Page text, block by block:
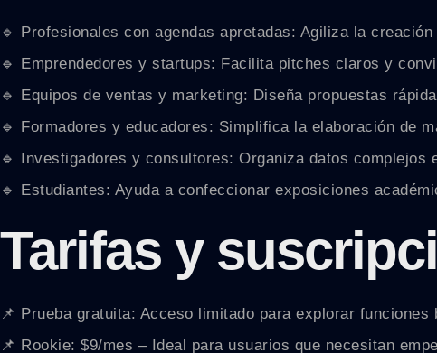
🔹 Profesionales con agendas apretadas: Agiliza la
🔹 Emprendedores y startups: Facilita pitches claros y
🔹 Equipos de ventas y marketing: Diseña propuestas
🔹 Formadores y educadores: Simplifica la elaboración de
🔹 Investigadores y consultores: Organiza datos complejos
🔹 Estudiantes: Ayuda a confeccionar exposiciones
Tarifas y
📌 Prueba gratuita: Acceso limitado para explorar funciones
📌 Rookie: $9/mes – Ideal para usuarios que necesitan